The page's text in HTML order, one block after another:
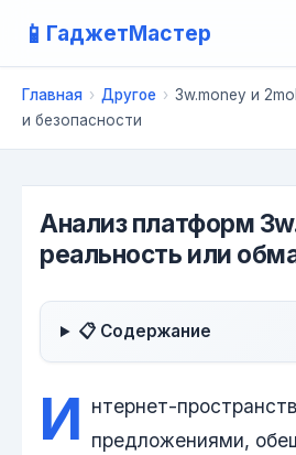
📱 ГаджетМастер
Главная › Другое › 3w.money и
и безопасности
Анализ платформ
реальность или
📋 Содержание
И нтернет-
предложениями,